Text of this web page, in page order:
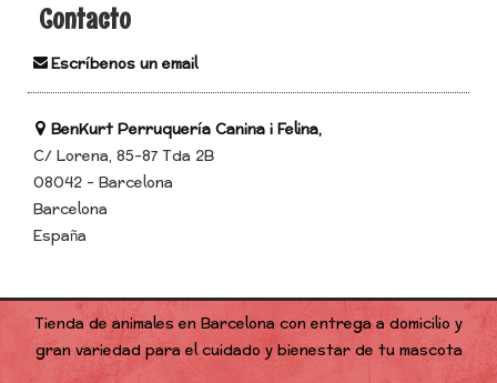
Contacto
Escríbenos un email
BenKurt Perruquería Canina i Felina,
C/ Lorena, 85-87 Tda 2B
08042 - Barcelona
Barcelona
España
Tienda de animales en Barcelona con entrega a domicilio y
gran variedad para el cuidado y bienestar de tu mascota